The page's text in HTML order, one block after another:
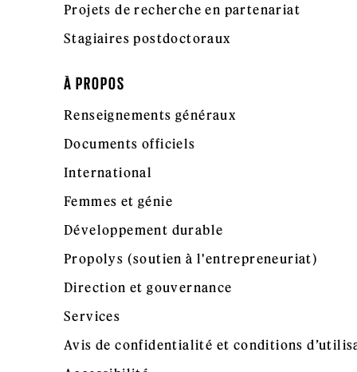
Projets de recherche en partenariat
Stagiaires postdoctoraux
À PROPOS
Renseignements généraux
Documents officiels
International
Femmes et génie
Développement durable
Propolys (soutien à l'entrepreneuriat)
Direction et gouvernance
Services
Avis de confidentialité et conditions